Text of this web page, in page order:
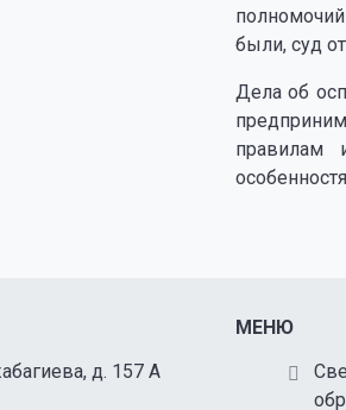
были, суд
Дела об
правилам
д. 157 А
МЕНЮ